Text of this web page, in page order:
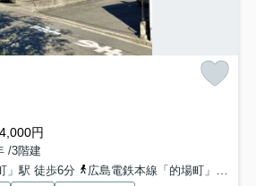
円
/3階建
」駅 徒歩6分
広島電鉄本線「的場町」駅 徒歩7分